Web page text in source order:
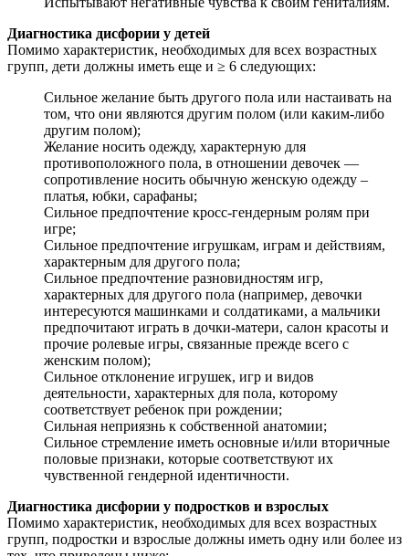
Диагностика дисфории у детей
Помимо характеристик, необходимых для всех возрастных
групп, дети должны иметь еще и ≥ 6 следующих:
Сильное желание быть другого пола или настаивать на
том, что они являются другим полом (или каким-либо
другим полом);
Желание носить одежду, характерную для
противоположного пола, в отношении девочек —
сопротивление носить обычную женскую одежду –
платья, юбки, сарафаны;
Сильное предпочтение кросс-гендерным ролям при
игре;
Сильное предпочтение игрушкам, играм и действиям,
характерным для другого пола;
Сильное предпочтение разновидностям игр,
характерных для другого пола (например, девочки
интересуются машинками и солдатиками, а мальчики
предпочитают играть в дочки-матери, салон красоты и
прочие ролевые игры, связанные прежде всего с
женским полом);
Сильное отклонение игрушек, игр и видов
деятельности, характерных для пола, которому
соответствует ребенок при рождении;
Сильная неприязнь к собственной анатомии;
Сильное стремление иметь основные и/или вторичные
половые признаки, которые соответствуют их
чувственной гендерной идентичности.
Диагностика дисфории у подростков и взрослых
Помимо характеристик, необходимых для всех возрастных
групп, подростки и взрослые должны иметь одну или более из